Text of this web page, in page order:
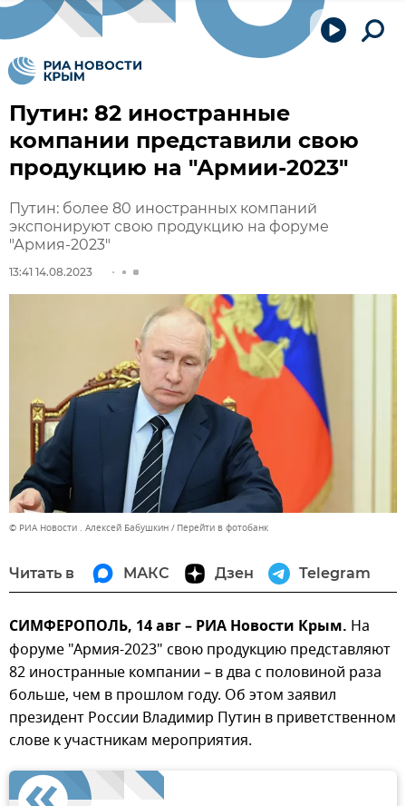
Путин: 82 иностранные
компании представили свою
продукцию на "Армии-2023"
Путин: более 80 иностранных компаний
экспонируют свою продукцию на форуме
"Армия-2023"
13:41 14.08.2023
© РИА Новости . Алексей Бабушкин Перейти в фотобанк
Читать в МАКС Дзен Telegram
СИМФЕРОПОЛЬ, 14 авг – РИА Новости Крым. На
форуме "Армия-2023" свою продукцию представляют
82 иностранные компании – в два с половиной раза
больше, чем в прошлом году. Об этом заявил
президент России Владимир Путин в приветственном
слове к участникам мероприятия.